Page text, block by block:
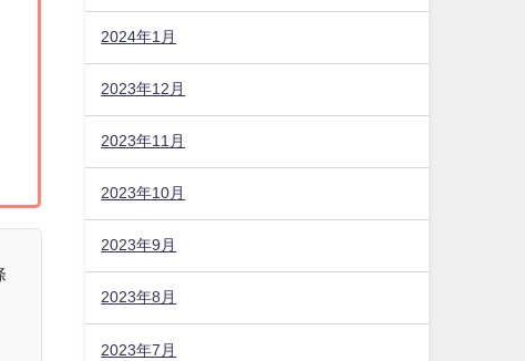
2024年1月
2023年12月
2023年11月
2023年10月
2023年9月
2023年8月
2023年7月